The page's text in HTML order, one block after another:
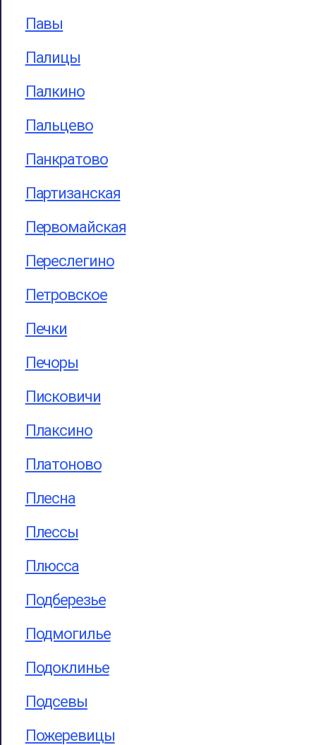
Павы
Палицы
Палкино
Пальцево
Панкратово
Партизанская
Первомайская
Переслегино
Петровское
Печки
Печоры
Писковичи
Плаксино
Платоново
Плесна
Плессы
Плюсса
Подберезье
Подмогилье
Подоклинье
Подсевы
Пожеревицы